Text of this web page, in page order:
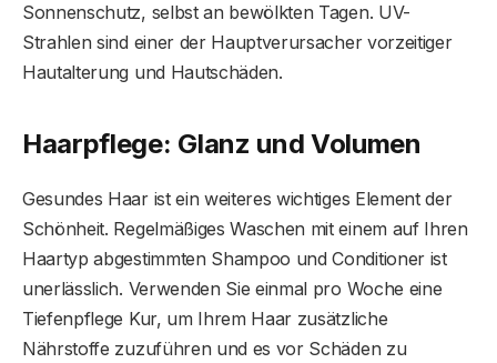
Sonnenschutz, selbst an bewölkten Tagen. UV-
Strahlen sind einer der Hauptverursacher vorzeitiger
Hautalterung und Hautschäden.
Haarpflege: Glanz und Volumen
Gesundes Haar ist ein weiteres wichtiges Element der
Schönheit. Regelmäßiges Waschen mit einem auf Ihren
Haartyp abgestimmten Shampoo und Conditioner ist
unerlässlich. Verwenden Sie einmal pro Woche eine
Tiefenpflege Kur, um Ihrem Haar zusätzliche
Nährstoffe zuzuführen und es vor Schäden zu